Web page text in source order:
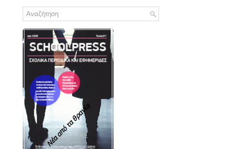
Νέα από τα θρανία